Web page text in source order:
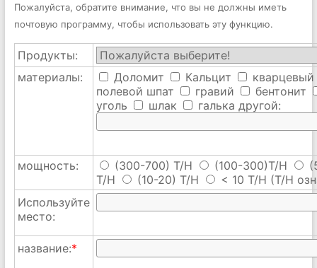
Пожалуйста, обратите внимание, что вы не должны иметь
почтовую программу, чтобы использовать эту функцию.
Продукты:
материалы:
Доломит Кальцит
кварцевый
полевой шпат
гравий
бентонит
уголь
шлак галька другой:
мощность: (300-700) T/H (100-300)T/H
T/H
(10-20) T/H < 10 T/H (T/H
Используйте
место:
название:*